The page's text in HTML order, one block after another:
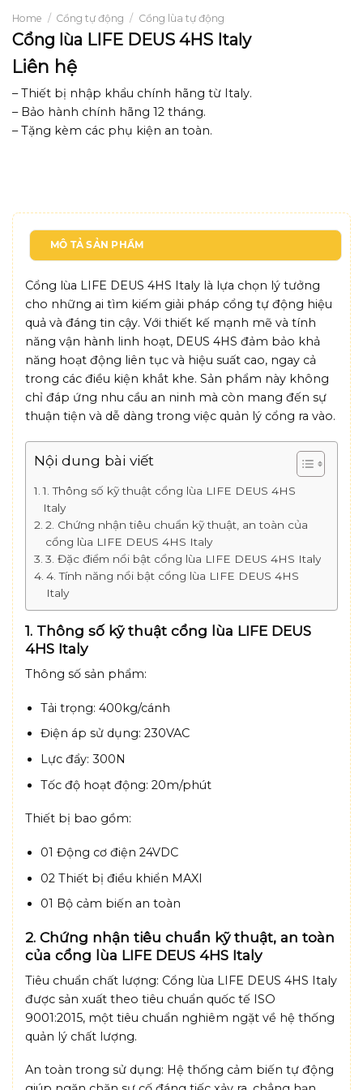
Home / Cổng tự động / Cổng lùa tự động
Cổng lùa LIFE DEUS 4HS Italy
Liên hệ
– Thiết bị nhập khẩu chính hãng từ Italy.
– Bảo hành chính hãng 12 tháng.
– Tặng kèm các phụ kiện an toàn.
MÔ TẢ SẢN PHẨM
Cổng lùa LIFE DEUS 4HS Italy là lựa chọn lý tưởng
cho những ai tìm kiếm giải pháp cổng tự động hiệu
quả và đáng tin cậy. Với thiết kế mạnh mẽ và tính
năng vận hành linh hoạt, DEUS 4HS đảm bảo khả
năng hoạt động liên tục và hiệu suất cao, ngay cả
trong các điều kiện khắt khe. Sản phẩm này không
chỉ đáp ứng nhu cầu an ninh mà còn mang đến sự
thuận tiện và dễ dàng trong việc quản lý cổng ra vào.
Nội dung bài viết
1. Thông số kỹ thuật cổng lùa LIFE DEUS 4HS
Italy
2. Chứng nhận tiêu chuẩn kỹ thuật, an toàn của
cổng lùa LIFE DEUS 4HS Italy
3. Đặc điểm nổi bật cổng lùa LIFE DEUS 4HS Italy
4. Tính năng nổi bật cổng lùa LIFE DEUS 4HS
Italy
1. Thông số kỹ thuật cổng lùa LIFE DEUS
4HS Italy
Thông số sản phẩm:
Tải trọng: 400kg/cánh
Điện áp sử dụng: 230VAC
Lực đẩy: 300N
Tốc độ hoạt động: 20m/phút
Thiết bị bao gồm:
01 Động cơ điện 24VDC
02 Thiết bị điều khiển MAXI
01 Bộ cảm biến an toàn
2. Chứng nhận tiêu chuẩn kỹ thuật, an toàn
của cổng lùa LIFE DEUS 4HS Italy
Tiêu chuẩn chất lượng: Cổng lùa LIFE DEUS 4HS Italy
được sản xuất theo tiêu chuẩn quốc tế ISO
9001:2015, một tiêu chuẩn nghiêm ngặt về hệ thống
quản lý chất lượng.
An toàn trong sử dụng: Hệ thống cảm biến tự động